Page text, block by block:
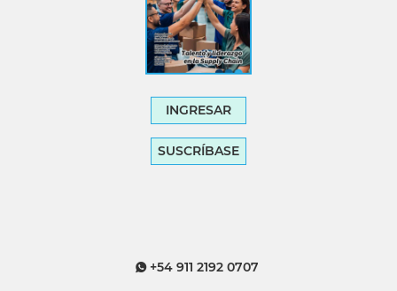
INGRESAR
SUSCRÍBASE
+54 911 2192 0707